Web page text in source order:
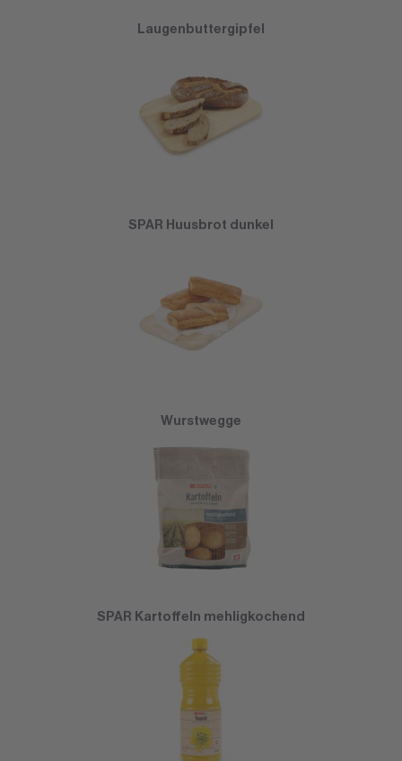
Laugenbuttergipfel
SPAR Huusbrot dunkel
Wurstwegge
SPAR Kartoffeln mehligkochend